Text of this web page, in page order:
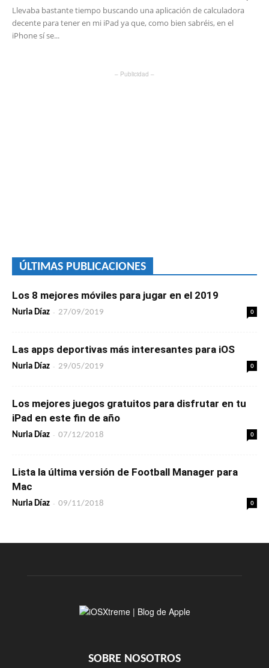
Llevaba bastante tiempo buscando una aplicación de calculadora
decente para tener en mi iPad ya que, como bien sabréis, en el
iPhone sí se...
– Publicidad –
ÚLTIMAS PUBLICACIONES
Los 8 mejores móviles para jugar en el 2019
Nuria Díaz - 27/09/2019 0
Las apps deportivas más interesantes para iOS
Nuria Díaz - 29/05/2019 0
Los mejores juegos gratuitos para disfrutar en tu
iPad en este fin de año
Nuria Díaz - 07/12/2018 0
Lista la última versión de Football Manager para
Mac
Nuria Díaz - 09/11/2018 0
SOBRE NOSOTROS